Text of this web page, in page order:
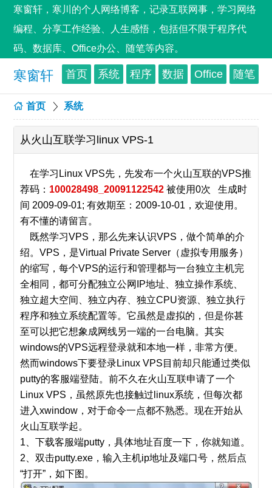
寒窗轩，寒川的个人网络博客，记录互联网事，学习网络
编程、分享工作经验、人生感悟，包括但不限于程序代
码、数据库、Office办公、随笔等内容。
寒窗轩 首页 系统 程序 数据 Office 随笔
首页 系统
从火山互联学习linux VPS-1
在学习Linux VPS先，先发布一个火山互联的VPS推
荐码： 100028498_20091122542被使用0次 生成时
间 2009-09-01; 有效期至：2009-10-01，欢迎使用。
有不懂的请留言。
既然学习VPS，那么先来认识VPS，做个简单的介
绍。VPS，是Virtual Private Server（虚拟专用服务）
的缩写，每个VPS的运行和管理都与一台独立主机完
全相同，都可分配独立公网IP地址、独立操作系统、
独立超大空间、独立内存、独立CPU资源、独立执行
程序和独立系统配置等。它虽然是虚拟的，但是你甚
至可以把它想象成网线另一端的一台电脑。其实
windows的VPS远程登录就和本地一样，非常方便。
然而windows下要登录Linux VPS目前却只能通过类似
putty的客服端登陆。前不久在火山互联申请了一个
Linux VPS，虽然原先也接触过linux系统，但每次都
进入xwindow，对于命令一点都不熟悉。现在开始从
火山互联学起。
1、下载客服端putty，具体地址百度一下，你就知道。
2、双击putty.exe，输入主机ip地址及端口号，然后点
“打开”，如下图。